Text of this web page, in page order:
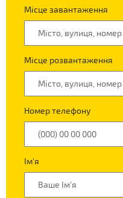
Місце завантаження
Місце розвантаження
Номер телефону
Ім'я